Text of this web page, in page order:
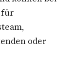
für
oder